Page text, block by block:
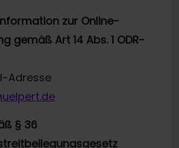
zur Online-
gemäß Art 14 Abs. 1 ODR-
Adresse
§ 36